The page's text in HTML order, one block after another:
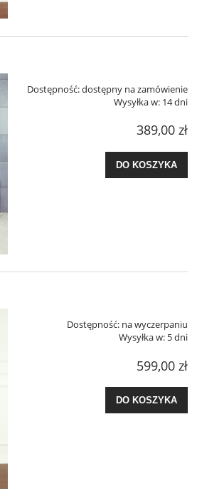
Dostępność:dostępny na zamówienie
Wysyłka w: 14 dni
389,00 zł
DO KOSZYKA
Dostępność: na wyczerpaniu
Wysyłka w: 5 dni
599,00 zł
DO KOSZYKA